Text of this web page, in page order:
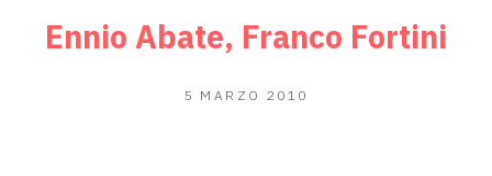
Ennio Abate, Franco Fortini
5 MARZO 2010